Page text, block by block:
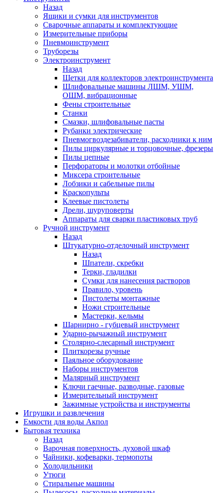
Назад
Ящики и сумки для инструментов
Сварочные аппараты и комплектующие
Измерительные приборы
Пневмоинструмент
Труборезы
Электроинструмент
Назад
Щетки для коллекторов электроинструмента
Шлифовальные машины ЛШМ, УШМ,
ОШМ, вибрационные
Фены строительные
Станки
Смазки, шлифовальные пасты
Рубанки электрические
Пневмогвоздезабиватели, расходники к ним
Пилы циркулярные и торцовочные, фрезеры
Пилы цепные
Перфораторы и молотки отбойные
Миксера строительные
Лобзики и сабельные пилы
Краскопульты
Клеевые пистолеты
Дрели, шуруповерты
Аппараты для сварки пластиковых труб
Ручной инструмент
Назад
Штукатурно-отделочный инструмент
Назад
Шпатели, скребки
Терки, гладилки
Сумки для нанесения растворов
Правило, уровень
Пистолеты монтажные
Ножи строительные
Мастерки, кельмы
Шарнирно - губцевый инструмент
Ударно-рычажный инструмент
Столярно-слесарный инструмент
Плиткорезы ручные
Паяльное оборудование
Наборы инструментов
Малярный инструмент
Ключи гаечные, разводные, газовые
Измерительный инструмент
Зажимные устройства и инструменты
Игрушки и развлечения
Емкости для воды Акпол
Бытовая техника
Назад
Варочная поверхность, духовой шкаф
Чайники, кофеварки, термопоты
Холодильники
Утюги
Стиральные машины